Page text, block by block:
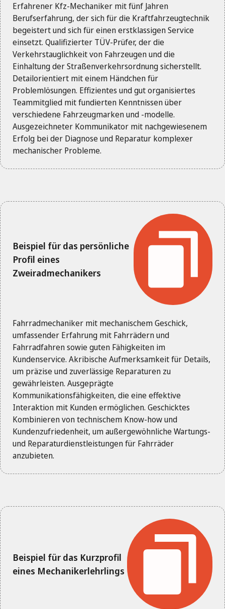
Erfahrener Kfz-Mechaniker mit fünf Jahren
Berufserfahrung, der sich für die Kraftfahrzeugtechnik
begeistert und sich für einen erstklassigen Service
einsetzt. Qualifizierter TÜV-Prüfer, der die
Verkehrstauglichkeit von Fahrzeugen und die
Einhaltung der Straßenverkehrsordnung sicherstellt.
Detailorientiert mit einem Händchen für
Problemlösungen. Effizientes und gut organisiertes
Teammitglied mit fundierten Kenntnissen über
verschiedene Fahrzeugmarken und -modelle.
Ausgezeichneter Kommunikator mit nachgewiesenem
Erfolg bei der Diagnose und Reparatur komplexer
mechanischer Probleme.
Beispiel für das persönliche
Profil eines
Zweiradmechanikers
Fahrradmechaniker mit mechanischem Geschick,
umfassender Erfahrung mit Fahrrädern und
Fahrradfahren sowie guten Fähigkeiten im
Kundenservice. Akribische Aufmerksamkeit für Details,
um präzise und zuverlässige Reparaturen zu
gewährleisten. Ausgeprägte
Kommunikationsfähigkeiten, die eine effektive
Interaktion mit Kunden ermöglichen. Geschicktes
Kombinieren von technischem Know-how und
Kundenzufriedenheit, um außergewöhnliche Wartungs-
und Reparaturdienstleistungen für Fahrräder
anzubieten.
Beispiel für das Kurzprofil
eines Mechanikerlehrlings